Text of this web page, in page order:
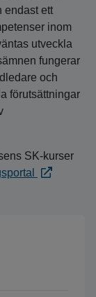
endast ett
inom
utveckla
fungerar
och
förutsättningar
SK-kurser